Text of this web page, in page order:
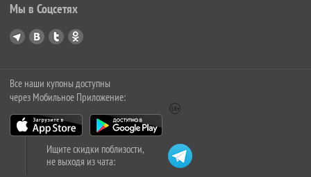
Мы в Соцсетях
Все наши купоны доступны
через Мобильное Приложение:
Ищите скидки поблизости,
не выходя из чата: